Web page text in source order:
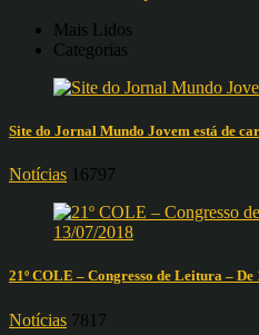
Mais Lidos
Categorias
Site do Jornal Mundo Jovem está de
Notícias 16797
21º COLE – Congresso de Leitura – De
Notícias 7817